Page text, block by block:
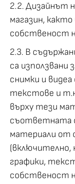
2.2. Дизайнът
магазин, както
собственост
2.3. В
са използвани
снимки и
текстове и
върху тези
съответната
материали от
(включително,
графики,
собственост